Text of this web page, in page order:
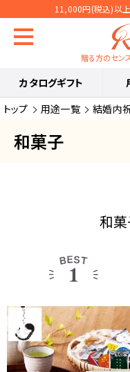
11,000円(税込)以上
贈る方のセン
カタログギフト
トップ
用途一覧 結婚内
和菓子
和菓